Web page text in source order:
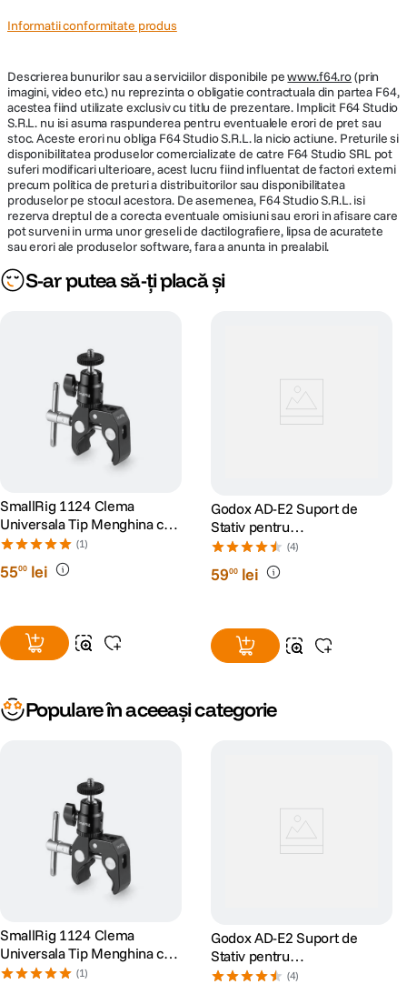
Informatii conformitate produs
Descrierea bunurilor sau a serviciilor disponibile pewww.f64.ro(prin
imagini, video etc.) nu reprezinta o obligatie contractuala din partea F64,
acestea fiind utilizate exclusiv cu titlu de prezentare. Implicit F64 Studio
S.R.L. nu isi asuma raspunderea pentru eventualele erori de pret sau
stoc. Aceste erori nu obliga F64 Studio S.R.L. la nicio actiune. Preturile si
disponibilitatea produselor comercializate de catre F64 Studio SRL pot
suferi modificari ulterioare, acest lucru fiind influentat de factori externi
precum politica de preturi a distribuitorilor sau disponibilitatea
produselor pe stocul acestora. De asemenea, F64 Studio S.R.L. isi
rezerva dreptul de a corecta eventuale omisiuni sau erori in afisare care
pot surveni in urma unor greseli de dactilografiere, lipsa de acuratete
sau erori ale produselor software, fara a anunta in prealabil.
S-ar putea să-ți placă și
SmallRig 1124 Clema
Universala Tip Menghina cu
Cap Bila
(1)
5500 lei
Godox AD-E2 Suport de
Stativ pentru
AD200/AD300Pro
(4)
5900 lei
Populare în aceeași categorie
SmallRig 1124 Clema
Universala Tip Menghina cu
Cap Bila
(1)
Godox AD-E2 Suport de
Stativ pentru
AD200/AD300Pro
(4)